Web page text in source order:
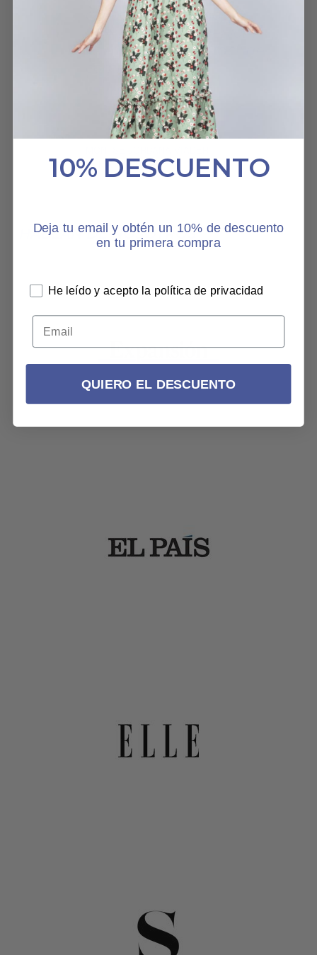
espectacular! El patrón
camisero sienta genial y
es muy comodo y fàcil de
combinar.
VESTIDO HERBARIO
30 MAYO, 2025
HABLAN DE NOSOTROS
10% DESCUENTO
Deja tu email y obtén un 10% de descuento
en tu primera compra
He leído y acepto la política de privacidad
QUIERO EL DESCUENTO